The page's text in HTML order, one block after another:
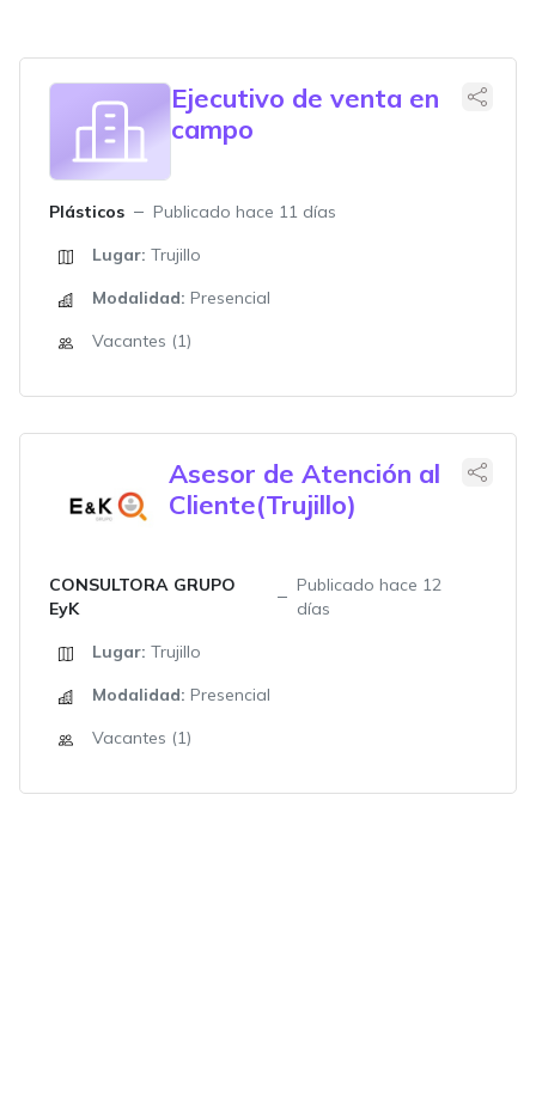
Ejecutivo de venta en
campo
Plásticos
Publicado hace 11 días
Lugar: Trujillo
Modalidad: Presencial
Vacantes (1)
Asesor de Atención al
Cliente(Trujillo)
CONSULTORA GRUPO
EyK
Publicado hace 12
días
Lugar: Trujillo
Modalidad: Presencial
Vacantes (1)